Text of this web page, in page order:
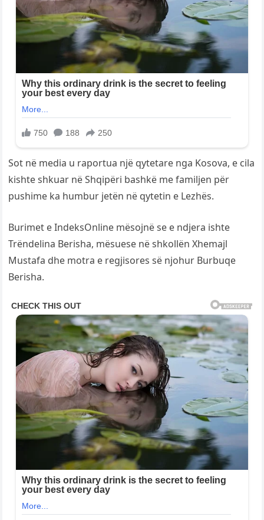
Sot në media u raportua një qytetare nga Kosova, e cila
kishte shkuar në Shqipëri bashkë me familjen për
pushime ka humbur jetën në qytetin e Lezhës.
Burimet e IndeksOnline mësojnë se e ndjera ishte
Trëndelina Berisha, mësuese në shkollën Xhemajl
Mustafa dhe motra e regjisores së njohur Burbuqe
Berisha.